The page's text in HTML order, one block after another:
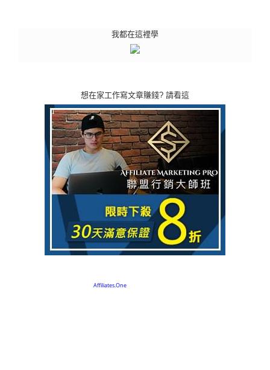
我都在這裡學
想在家工作寫文章賺錢? 請看這